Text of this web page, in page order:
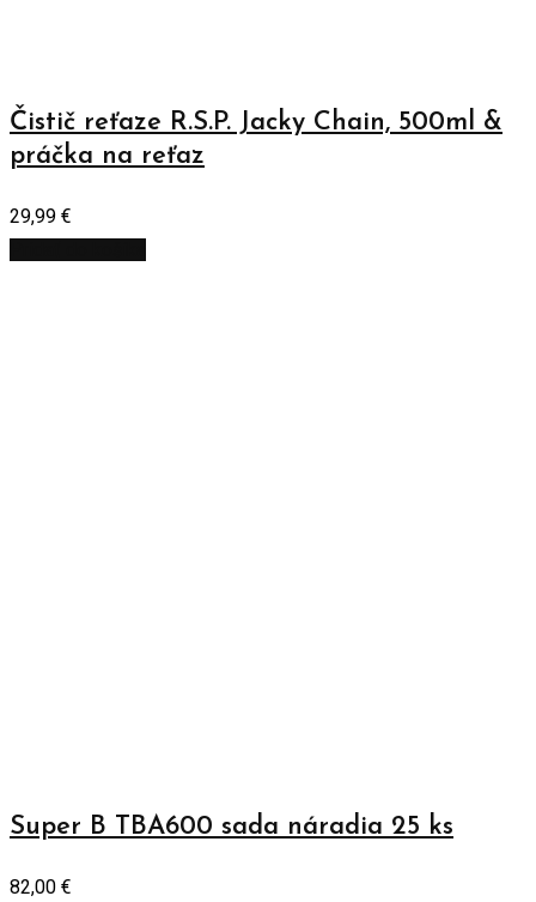
Čistič reťaze R.S.P. Jacky Chain, 500ml &
práčka na reťaz
29,99 €
Super B TBA600 sada náradia 25 ks
82,00 €